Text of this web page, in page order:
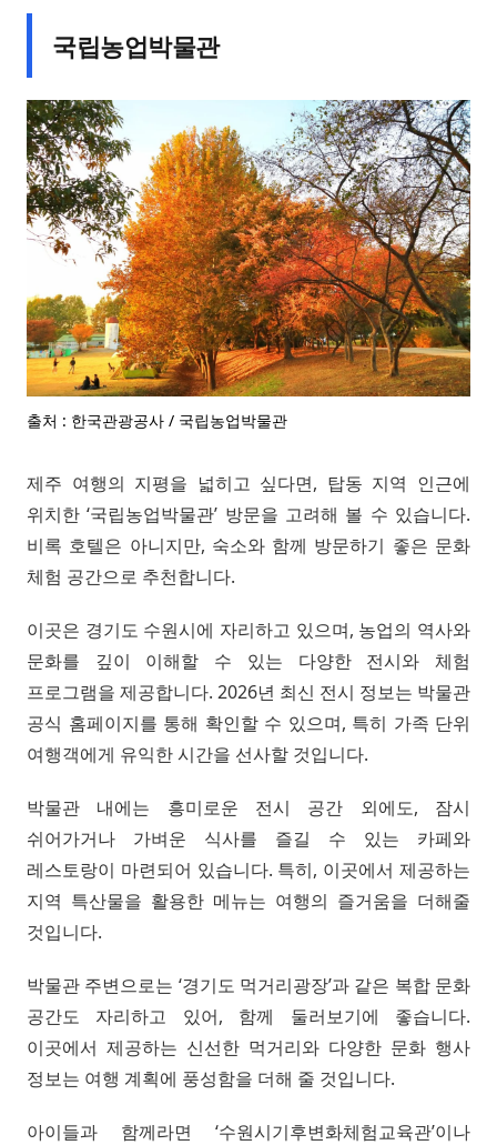
국립농업박물관
출처 : 한국관광공사 / 국립농업박물관
제주 여행의 지평을 넓히고 싶다면, 탑동 지역 인근에
위치한 ‘국립농업박물관’ 방문을 고려해 볼 수 있습니다.
비록 호텔은 아니지만, 숙소와 함께 방문하기 좋은 문화
체험 공간으로 추천합니다.
이곳은 경기도 수원시에 자리하고 있으며, 농업의 역사와
문화를 깊이 이해할 수 있는 다양한 전시와 체험
프로그램을 제공합니다. 2026년 최신 전시 정보는 박물관
공식 홈페이지를 통해 확인할 수 있으며, 특히 가족 단위
여행객에게 유익한 시간을 선사할 것입니다.
박물관 내에는 흥미로운 전시 공간 외에도, 잠시
쉬어가거나 가벼운 식사를 즐길 수 있는 카페와
레스토랑이 마련되어 있습니다. 특히, 이곳에서 제공하는
지역 특산물을 활용한 메뉴는 여행의 즐거움을 더해줄
것입니다.
박물관 주변으로는 ‘경기도 먹거리광장’과 같은 복합 문화
공간도 자리하고 있어, 함께 둘러보기에 좋습니다.
이곳에서 제공하는 신선한 먹거리와 다양한 문화 행사
정보는 여행 계획에 풍성함을 더해 줄 것입니다.
아이들과 함께라면 ‘수원시기후변화체험교육관’이나